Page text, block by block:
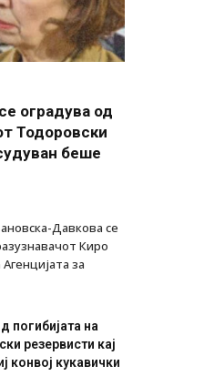
оградува од
Тодоровски
беше
Давкова се
Киро
за
погибијата на
резервисти кај
конвој кукавички